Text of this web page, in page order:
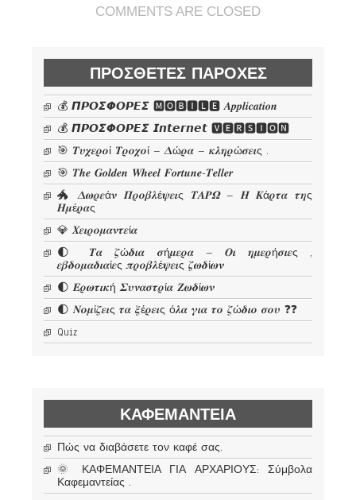
COMMENTS ARE CLOSED
ΠΡΌΣΘΕΤΕΣ ΠΑΡΟΧΈΣ
💰 𝞟𝞠𝞞𝞢𝞥𝞞𝞠𝞔𝞢 🅼🅾🅱🅸🅻🅴 𝜜𝒑𝒑𝒍𝒊𝒄𝒂𝒕𝒊𝒐𝒏
💰 𝞟𝞠𝞞𝞢𝞥𝞞𝞠𝞔𝞢 𝙄𝙣𝙩𝙚𝙧𝙣𝙚𝙩 🆅🅴🆁🆂🅸🅾🅽
🎯 𝜯𝝊𝝌𝜺𝝆𝝄ί 𝜯𝝆𝝄𝝌𝝄ί – 𝜟ώ𝝆𝜶 – 𝜿𝝀𝜼𝝆ώ𝝈𝜺𝜾ς .
🎯 𝑻𝒉𝒆 𝑮𝒐𝒍𝒅𝒆𝒏 𝑾𝒉𝒆𝒆𝒍 𝑭𝒐𝒓𝒕𝒖𝒏𝒆-𝑻𝒆𝒍𝒍𝒆𝒓
🐲 𝜟𝝎𝝆𝜺ά𝝂 𝜫𝝆𝝄𝜷𝝀έ𝝍𝜺𝜾ς 𝜯𝜜𝜬𝜴 – 𝜢 𝜥ά𝝆𝝉𝜶 𝝉𝜼ς
𝜢𝝁έ𝝆𝜶ς
💎 𝜲𝜺𝜾𝝆𝝄𝝁𝜶𝝂𝝉𝜺ί𝜶
🌓 𝜯𝜶 𝜻ώ𝜹𝜾𝜶 𝝈ή𝝁𝜺𝝆𝜶 – 𝜪𝜾 𝜼𝝁𝜺𝝆ή𝝈𝜾𝜺ς ,
𝜺𝜷𝜹𝝄𝝁𝜶𝜹𝜾𝜶ί𝜺ς 𝝅𝝆𝝄𝜷𝝀έ𝝍𝜺𝜾ς 𝜻𝝎𝜹ί𝝎𝝂
🌓 𝜠𝝆𝝎𝝉𝜾𝜿ή 𝜮𝝊𝝂𝜶𝝈𝝉𝝆ί𝜶 𝜡𝝎𝜹ί𝝎𝝂
🌓 𝜨𝝄𝝁ί𝜻𝜺𝜾ς 𝝉𝜶 𝝃έ𝝆𝜺𝜾ς ό𝝀𝜶 𝜸𝜾𝜶 𝝉𝝄 𝜻ώ𝜹𝜾𝝄 𝝈𝝄𝝊 ❓❓
Quiz
ΚΑΦΕΜΑΝΤΕΊΑ
Πώς να διαβάσετε τον καφέ σας.
🌞 ΚΑΦΕΜΑΝΤΕΙΑ ΓΙΑ ΑΡΧΑΡΙΟΥΣ: Σύμβολα
Καφεμαντείας .